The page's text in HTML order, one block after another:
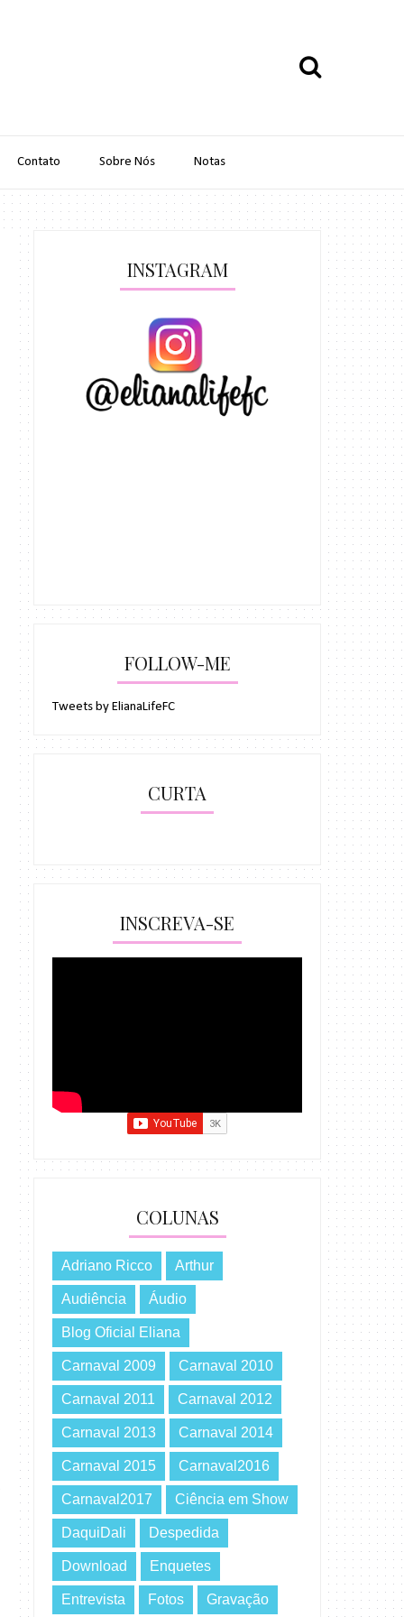
Contato Sobre Nós Notas
INSTAGRAM
FOLLOW-ME
Tweets by ElianaLifeFC
CURTA
INSCREVA-SE
COLUNAS
Adriano Ricco Arthur
Audiência Áudio
Blog Oficial Eliana
Carnaval 2009 Carnaval 2010
Carnaval 2011 Carnaval 2012
Carnaval 2013 Carnaval 2014
Carnaval 2015 Carnaval2016
Carnaval2017 Ciência em Show
DaquiDali Despedida
Download Enquetes
Entrevista Fotos Gravação